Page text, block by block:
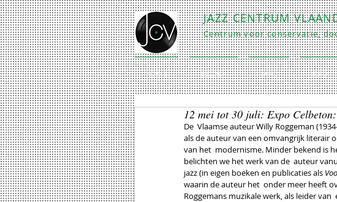
JAZZ CENTRUM
Centrum voor conservatie,
HOME BEZOEK EXPO INFO
12 mei tot 30 juli: Expo
De  Vlaamse auteur Willy Roggeman
als de auteur van een omvangrijk literair
van het  modernisme. Minder bekend is
belichten we het werk van de  auteur
jazz (in eigen boeken en publicaties als
waarin de auteur het  onder meer heeft
Roggemans muzikale werk, als leider van